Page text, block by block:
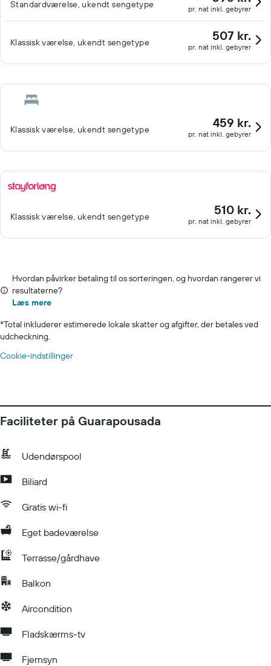
Standardværelse, ukendt sengetype pr. nat inkl. gebyrer
Klassisk værelse, ukendt sengetype 507 kr.
pr. nat inkl. gebyrer
Klassisk værelse, ukendt sengetype 459 kr.
pr. nat inkl. gebyrer
Klassisk værelse, ukendt sengetype 510 kr.
pr. nat inkl. gebyrer
Hvordan påvirker betaling til os sorteringen, og hvordan rangerer vi
resultaterne?
Læs mere
*Total inkluderer estimerede lokale skatter og afgifter, der betales ved
udcheckning.
Cookie-indstillinger
Faciliteter på Guarapousada
Udendørspool
Biliard
Gratis wi-fi
Eget badeværelse
Terrasse/gårdhave
Balkon
Aircondition
Fladskærms-tv
Fjernsyn